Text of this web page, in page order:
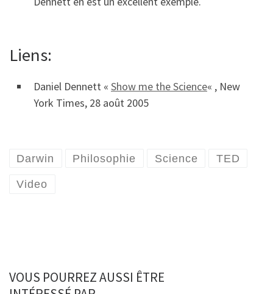
Liens:
Daniel Dennett « Show me the Science« , New
York Times, 28 août 2005
Darwin Philosophie Science TED
Video
VOUS POURREZ AUSSI ÊTRE